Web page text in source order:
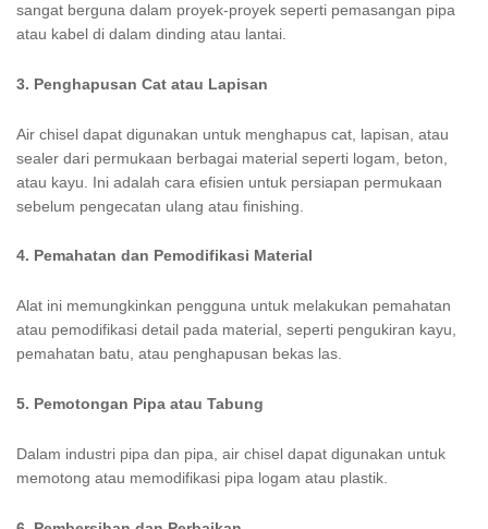
sangat berguna dalam proyek-proyek seperti pemasangan pipa
atau kabel di dalam dinding atau lantai.
3. Penghapusan Cat atau Lapisan
Air chisel dapat digunakan untuk menghapus cat, lapisan, atau
sealer dari permukaan berbagai material seperti logam, beton,
atau kayu. Ini adalah cara efisien untuk persiapan permukaan
sebelum pengecatan ulang atau finishing.
4. Pemahatan dan Pemodifikasi Material
Alat ini memungkinkan pengguna untuk melakukan pemahatan
atau pemodifikasi detail pada material, seperti pengukiran kayu,
pemahatan batu, atau penghapusan bekas las.
5. Pemotongan Pipa atau Tabung
Dalam industri pipa dan pipa, air chisel dapat digunakan untuk
memotong atau memodifikasi pipa logam atau plastik.